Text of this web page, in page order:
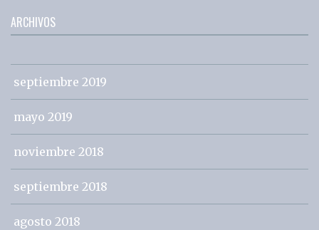
ARCHIVOS
septiembre 2019
mayo 2019
noviembre 2018
septiembre 2018
agosto 2018